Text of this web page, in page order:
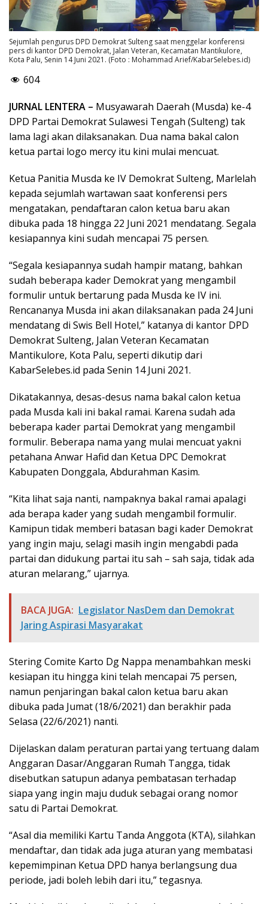
Sejumlah pengurus DPD Demokrat Sulteng saat menggelar konferensi
pers di kantor DPD Demokrat, Jalan Veteran, Kecamatan Mantikulore,
Kota Palu, Senin 14 Juni 2021. (Foto : Mohammad Arief/KabarSelebes.id)
604
JURNAL LENTERA – Musyawarah Daerah (Musda) ke-4
DPD Partai Demokrat Sulawesi Tengah (Sulteng) tak
lama lagi akan dilaksanakan. Dua nama bakal calon
ketua partai logo mercy itu kini mulai mencuat.
Ketua Panitia Musda ke IV Demokrat Sulteng, Marlelah
kepada sejumlah wartawan saat konferensi pers
mengatakan, pendaftaran calon ketua baru akan
dibuka pada 18 hingga 22 Juni 2021 mendatang. Segala
kesiapannya kini sudah mencapai 75 persen.
“Segala kesiapannya sudah hampir matang, bahkan
sudah beberapa kader Demokrat yang mengambil
formulir untuk bertarung pada Musda ke IV ini.
Rencananya Musda ini akan dilaksanakan pada 24 Juni
mendatang di Swis Bell Hotel,” katanya di kantor DPD
Demokrat Sulteng, Jalan Veteran Kecamatan
Mantikulore, Kota Palu, seperti dikutip dari
KabarSelebes.id pada Senin 14 Juni 2021.
Dikatakannya, desas-desus nama bakal calon ketua
pada Musda kali ini bakal ramai. Karena sudah ada
beberapa kader partai Demokrat yang mengambil
formulir. Beberapa nama yang mulai mencuat yakni
petahana Anwar Hafid dan Ketua DPC Demokrat
Kabupaten Donggala, Abdurahman Kasim.
“Kita lihat saja nanti, nampaknya bakal ramai apalagi
ada berapa kader yang sudah mengambil formulir.
Kamipun tidak memberi batasan bagi kader Demokrat
yang ingin maju, selagi masih ingin mengabdi pada
partai dan didukung partai itu sah – sah saja, tidak ada
aturan melarang,” ujarnya.
BACA JUGA: Legislator NasDem dan Demokrat
Jaring Aspirasi Masyarakat
Stering Comite Karto Dg Nappa menambahkan meski
kesiapan itu hingga kini telah mencapai 75 persen,
namun penjaringan bakal calon ketua baru akan
dibuka pada Jumat (18/6/2021) dan berakhir pada
Selasa (22/6/2021) nanti.
Dijelaskan dalam peraturan partai yang tertuang dalam
Anggaran Dasar/Anggaran Rumah Tangga, tidak
disebutkan satupun adanya pembatasan terhadap
siapa yang ingin maju duduk sebagai orang nomor
satu di Partai Demokrat.
“Asal dia memiliki Kartu Tanda Anggota (KTA), silahkan
mendaftar, dan tidak ada juga aturan yang membatasi
kepemimpinan Ketua DPD hanya berlangsung dua
periode, jadi boleh lebih dari itu,” tegasnya.